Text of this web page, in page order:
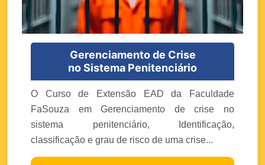
Gerenciamento de Crise
no Sistema Penitenciário
O Curso de Extensão EAD da Faculdade
FaSouza em Gerenciamento de crise no
sistema penitenciário, Identificação,
classificação e grau de risco de uma crise...